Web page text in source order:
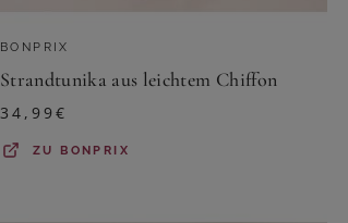
BONPRIX
Strandtunika aus leichtem Chiffon
34,99€
ZU BONPRIX